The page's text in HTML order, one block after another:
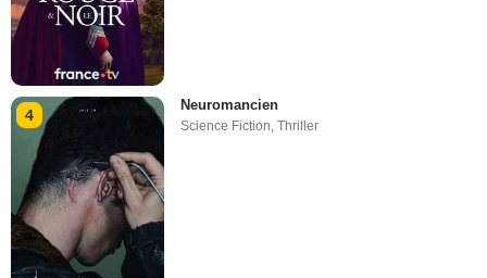
4
Neuromancien
Science Fiction,Thriller